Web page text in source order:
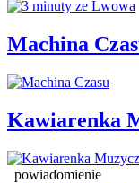
Machina
Kawiarenka
powiadomienie